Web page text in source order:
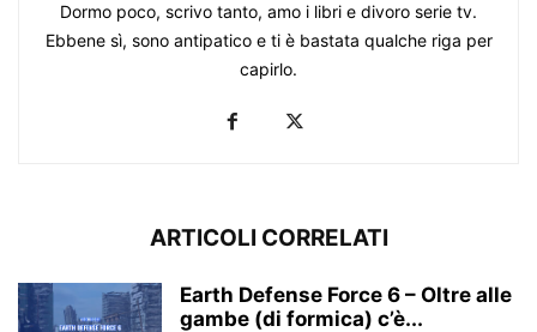
Dormo poco, scrivo tanto, amo i libri e divoro serie tv.
Ebbene sì, sono antipatico e ti è bastata qualche riga per
capirlo.
ARTICOLI CORRELATI
Earth Defense Force 6 – Oltre alle
gambe (di formica) c’è...